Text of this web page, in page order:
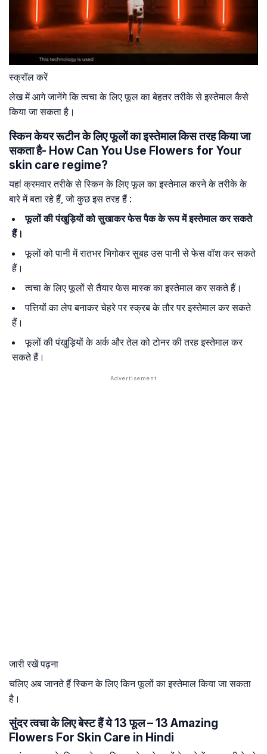
स्क्रॉल करें
लेख में आगे जानेंगे कि त्वचा के लिए फूल का बेहतर तरीके से इस्तेमाल कैसे
किया जा सकता है।
स्किन केयर रूटीन के लिए फूलों का इस्तेमाल किस तरह किया जा
सकता है- How Can You Use Flowers for Your
skin care regime?
यहां क्रमवार तरीके से स्किन के लिए फूल का इस्तेमाल करने के तरीके के
बारे में बता रहे हैं, जो कुछ इस तरह हैं :
फूलों की पंखुड़ियों को सुखाकर फेस पैक के रूप में इस्तेमाल कर सकते
हैं।
फूलों को पानी में रातभर भिगोकर सुबह उस पानी से फेस वॉश कर सकते
हैं।
त्वचा के लिए फूलों से तैयार फेस मास्क का इस्तेमाल कर सकते हैं।
पत्तियों का लेप बनाकर चेहरे पर स्क्रब के तौर पर इस्तेमाल कर सकते
हैं।
फूलों की पंखुड़ियों के अर्क और तेल को टोनर की तरह इस्तेमाल कर
सकते हैं।
जारी रखें पढ़ना
चलिए अब जानते हैं स्किन के लिए किन फूलों का इस्तेमाल किया जा सकता
है।
सुंदर त्वचा के लिए बेस्ट हैं ये 13 फूल – 13 Amazing
Flowers For Skin Care in Hindi